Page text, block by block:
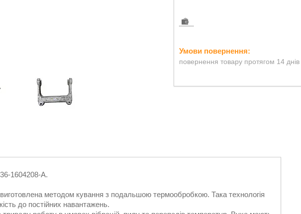
повернення товару протягом 14 днів
1604208-А.
​​методом кування з подальшою термообробкою. Така технологія
до постійних навантажень.